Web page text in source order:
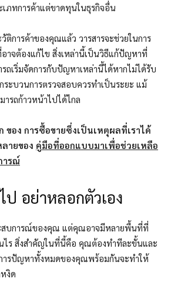
ภทการค้าแต่ขาดทุนในธุรกิจอื่น
ติการค้าของคุณแล้ว วารสารจะช่วยในการ
าจต้องแก้ไข สิ่งเหล่านี้เป็นวิธีแก้ปัญหาที่
ถเริ่มจัดการกับปัญหาเหล่านี้ได้หากไม่ได้รับ
ระบวนการตรวจสอบควรทำเป็นระยะ แม้
ารถก้าวหน้าไปได้ไกล
ของ การซื้อขายซึ่งเป็นเหตุผลที่เราได้
ายของ คู่มือที่ออกแบบมาเพื่อช่วยเหลือ
ารณ์
ป อย่าหลอกตัวเอง
บการณ์ของคุณ แต่คุณอาจมีหลายพื้นที่ที่
ไร สิ่งสำคัญในที่นี้คือ คุณต้องทำทีละขั้นและ
ารปัญหาทั้งหมดของคุณพร้อมกันจะทำให้
งิด